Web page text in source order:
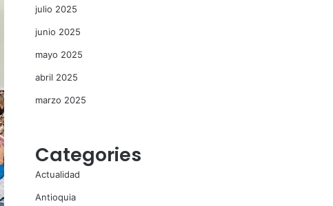
julio 2025
junio 2025
mayo 2025
abril 2025
marzo 2025
Categories
Actualidad
Antioquia